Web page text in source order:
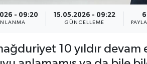
- 09:20 15.05.2026 - 09:22
GÜNCELLEME
6
10 yıldır